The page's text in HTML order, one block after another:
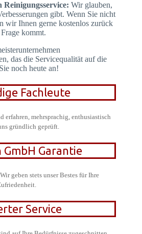
Wir glauben,
gibt. Wenn Sie nicht
wir Ihnen gerne kostenlos zurück
kommt.
das die Servicequalität auf die
noch heute an!
Fachleute
erfahren, mehrsprachig, enthusiastisch
gründlich geprüft.
GmbH Garantie
geben stets unser Bestes für Ihre
Service